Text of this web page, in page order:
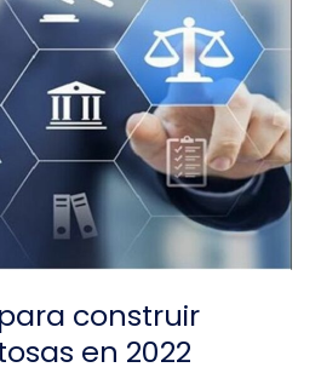
construir
en 2022